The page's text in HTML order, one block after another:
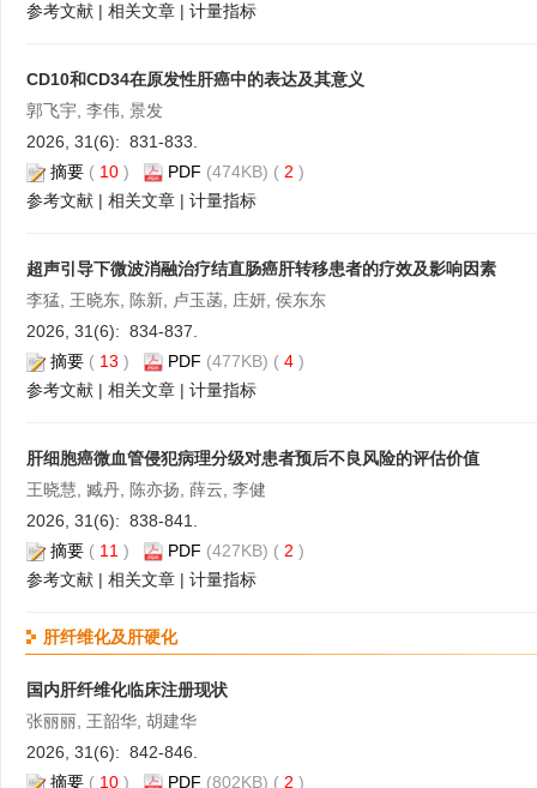
参考文献 | 相关文章 | 计量指标
CD10和CD34在原发性肝癌中的表达及其意义
郭飞宇, 李伟, 景发
2026, 31(6): 831-833.
摘要 ( 10 ) PDF (474KB) ( 2 )
参考文献 | 相关文章 | 计量指标
超声引导下微波消融治疗结直肠癌肝转移患者的疗效及影响因素
李猛, 王晓东, 陈新, 卢玉菡, 庄妍, 侯东东
2026, 31(6): 834-837.
摘要 ( 13 ) PDF (477KB) ( 4 )
参考文献 | 相关文章 | 计量指标
肝细胞癌微血管侵犯病理分级对患者预后不良风险的评估价值
王晓慧, 臧丹, 陈亦扬, 薛云, 李健
2026, 31(6): 838-841.
摘要 ( 11 ) PDF (427KB) ( 2 )
参考文献 | 相关文章 | 计量指标
肝纤维化及肝硬化
国内肝纤维化临床注册现状
张丽丽, 王韶华, 胡建华
2026, 31(6): 842-846.
摘要 ( 10 ) PDF (802KB) ( 2 )